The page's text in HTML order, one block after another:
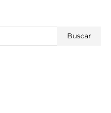
Buscar